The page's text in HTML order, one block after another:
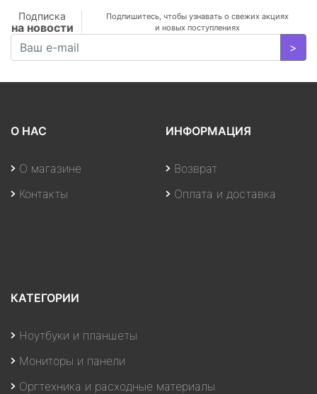
кг/W10Pro/3Y/SILVER
Подписка
на новости
Подпишитесь, чтобы узнавать о свежих акциях
и новых поступлениях
>
О НАС
О магазине
Контакты
ИНФОРМАЦИЯ
Возврат
Оплата и доставка
КАТЕГОРИИ
Ноутбуки и планшеты
Мониторы и панели
Оргтехника и расходные материалы